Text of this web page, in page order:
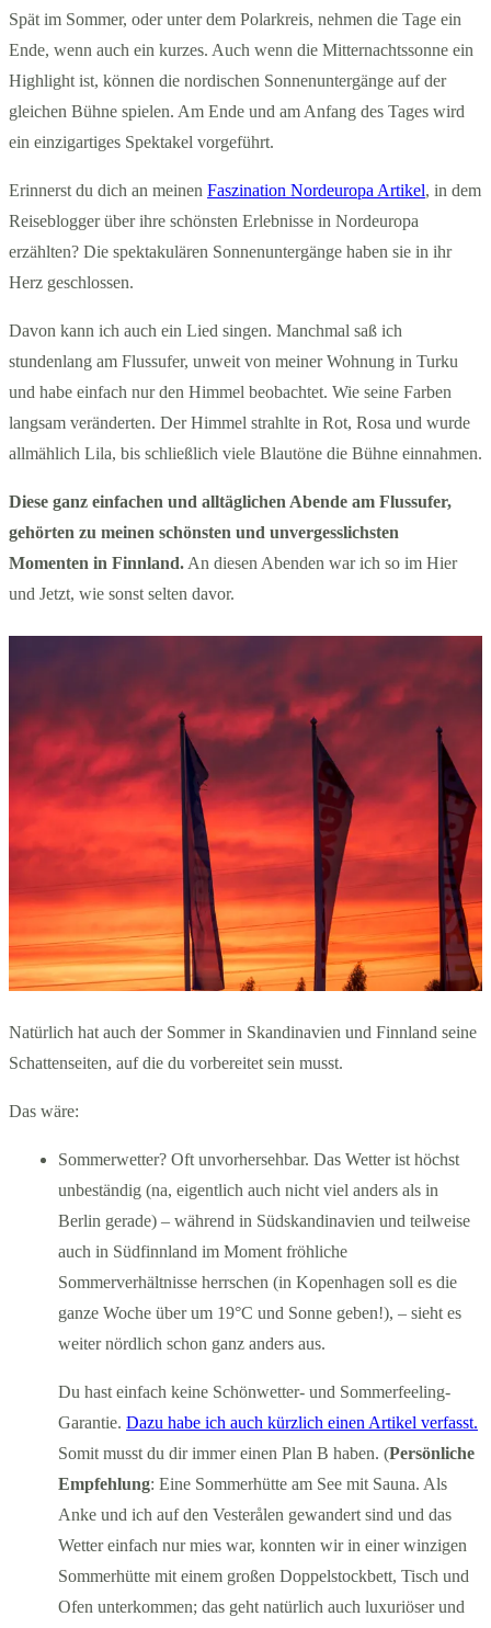
Spät im Sommer, oder unter dem Polarkreis, nehmen die Tage ein
Ende, wenn auch ein kurzes. Auch wenn die Mitternachtssonne ein
Highlight ist, können die nordischen Sonnenuntergänge auf der
gleichen Bühne spielen. Am Ende und am Anfang des Tages wird
ein einzigartiges Spektakel vorgeführt.
Erinnerst du dich an meinen Faszination Nordeuropa Artikel, in dem
Reiseblogger über ihre schönsten Erlebnisse in Nordeuropa
erzählten? Die spektakulären Sonnenuntergänge haben sie in ihr
Herz geschlossen.
Davon kann ich auch ein Lied singen. Manchmal saß ich
stundenlang am Flussufer, unweit von meiner Wohnung in Turku
und habe einfach nur den Himmel beobachtet. Wie seine Farben
langsam veränderten. Der Himmel strahlte in Rot, Rosa und wurde
allmählich Lila, bis schließlich viele Blautöne die Bühne einnahmen.
Diese ganz einfachen und alltäglichen Abende am Flussufer,
gehörten zu meinen schönsten und unvergesslichsten
Momenten in Finnland. An diesen Abenden war ich so im Hier
und Jetzt, wie sonst selten davor.
Natürlich hat auch der Sommer in Skandinavien und Finnland seine
Schattenseiten, auf die du vorbereitet sein musst.
Das wäre:
Sommerwetter? Oft unvorhersehbar. Das Wetter ist höchst
unbeständig (na, eigentlich auch nicht viel anders als in
Berlin gerade) – während in Südskandinavien und teilweise
auch in Südfinnland im Moment fröhliche
Sommerverhältnisse herrschen (in Kopenhagen soll es die
ganze Woche über um 19°C und Sonne geben!), – sieht es
weiter nördlich schon ganz anders aus.
Du hast einfach keine Schönwetter- und Sommerfeeling-
Garantie. Dazu habe ich auch kürzlich einen Artikel verfasst.
Somit musst du dir immer einen Plan B haben. (Persönliche
Empfehlung: Eine Sommerhütte am See mit Sauna. Als
Anke und ich auf den Vesterålen gewandert sind und das
Wetter einfach nur mies war, konnten wir in einer winzigen
Sommerhütte mit einem großen Doppelstockbett, Tisch und
Ofen unterkommen; das geht natürlich auch luxuriöser und